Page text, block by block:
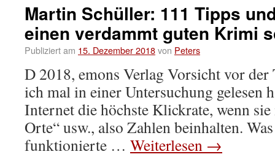
Martin Schüller: 111 Tipps
einen verdammt guten Krimi
Publiziert am 15. Dezember 2018von Peters
D 2018, emons Verlag Vorsicht vor
ich mal in einer Untersuchung gelesen
Internet die höchste Klickrate, wenn
Orte“ usw., also Zahlen beinhalten.
funktionierte … Weiterlesen →